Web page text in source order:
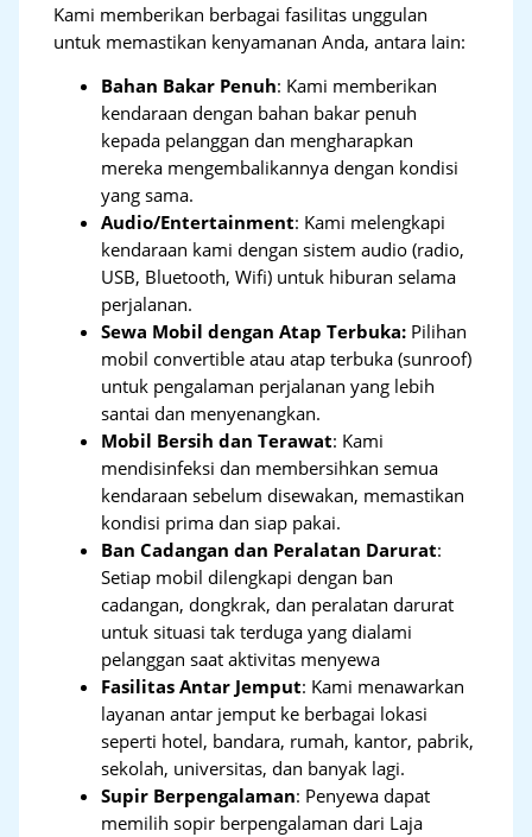
Kami memberikan berbagai fasilitas unggulan
untuk memastikan kenyamanan Anda, antara lain:
Bahan Bakar Penuh: Kami memberikan
kendaraan dengan bahan bakar penuh
kepada pelanggan dan mengharapkan
mereka mengembalikannya dengan kondisi
yang sama.
Audio/Entertainment: Kami melengkapi
kendaraan kami dengan sistem audio (radio,
USB, Bluetooth, Wifi) untuk hiburan selama
perjalanan.
Sewa Mobil dengan Atap Terbuka: Pilihan
mobil convertible atau atap terbuka (sunroof)
untuk pengalaman perjalanan yang lebih
santai dan menyenangkan.
Mobil Bersih dan Terawat: Kami
mendisinfeksi dan membersihkan semua
kendaraan sebelum disewakan, memastikan
kondisi prima dan siap pakai.
Ban Cadangan dan Peralatan Darurat:
Setiap mobil dilengkapi dengan ban
cadangan, dongkrak, dan peralatan darurat
untuk situasi tak terduga yang dialami
pelanggan saat aktivitas menyewa
Fasilitas Antar Jemput: Kami menawarkan
layanan antar jemput ke berbagai lokasi
seperti hotel, bandara, rumah, kantor, pabrik,
sekolah, universitas, dan banyak lagi.
Supir Berpengalaman: Penyewa dapat
memilih sopir berpengalaman dari Laja